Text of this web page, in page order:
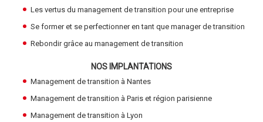
Les vertus du management de transition pour une entreprise
Se former et se perfectionner en tant que manager de transition
Rebondir grâce au management de transition
NOS IMPLANTATIONS
Management de transition à Nantes
Management de transition à Paris et région parisienne
Management de transition à Lyon